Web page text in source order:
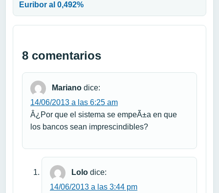
Euribor al 0,492%
8 comentarios
Mariano dice:
14/06/2013 a las 6:25 am
Â¿Por que el sistema se empeÃ±a en que
los bancos sean imprescindibles?
Lolo dice:
14/06/2013 a las 3:44 pm